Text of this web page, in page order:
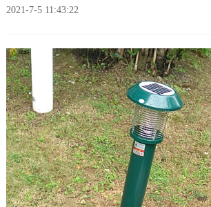
灯。尚科灭蚊灯有幸独家入选，成为最早一批打
2021-7-5 11:43:22